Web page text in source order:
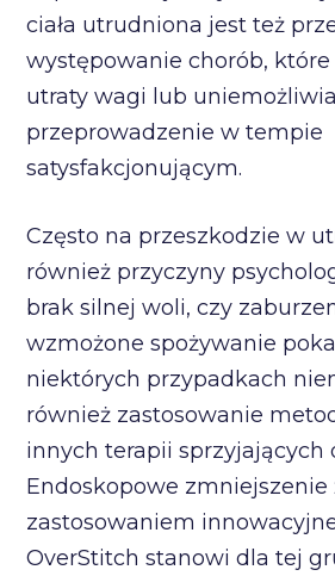
ciała utrudniona jest też
występowanie chorób,
utraty wagi lub
przeprowadzenie w tempie
satysfakcjonującym.
Często na przeszkodzie w
również przyczyny
brak silnej woli, czy
wzmożone spożywanie
niektórych przypadkach
również zastosowanie
innych terapii sprzyjających
Endoskopowe zmniejszenie
zastosowaniem
OverStitch stanowi dla tej